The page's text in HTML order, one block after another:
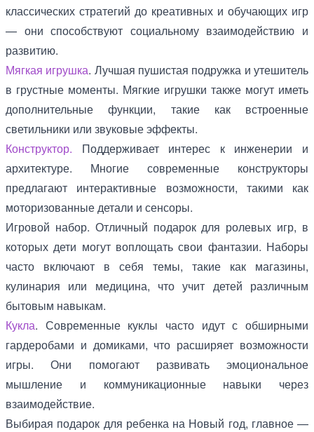
классических стратегий до креативных и обучающих игр
— они способствуют социальному взаимодействию и
развитию.
Мягкая игрушка. Лучшая пушистая подружка и утешитель
в грустные моменты. Мягкие игрушки также могут иметь
дополнительные функции, такие как встроенные
светильники или звуковые эффекты.
Конструктор. Поддерживает интерес к инженерии и
архитектуре. Многие современные конструкторы
предлагают интерактивные возможности, такими как
моторизованные детали и сенсоры.
Игровой набор. Отличный подарок для ролевых игр, в
которых дети могут воплощать свои фантазии. Наборы
часто включают в себя темы, такие как магазины,
кулинария или медицина, что учит детей различным
бытовым навыкам.
Кукла. Современные куклы часто идут с обширными
гардеробами и домиками, что расширяет возможности
игры. Они помогают развивать эмоциональное
мышление и коммуникационные навыки через
взаимодействие.
Выбирая подарок для ребенка на Новый год, главное —